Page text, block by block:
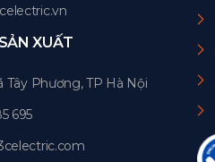
XUẤT
Tây Phương, TP Hà Nội
695